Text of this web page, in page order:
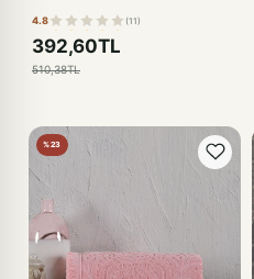
4.8 (11)
392,60TL
510,38TL
%23